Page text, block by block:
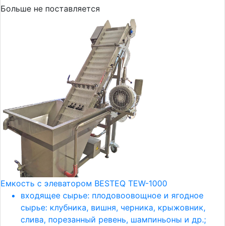
Больше не поставляется
Емкость с элеватором BESTEQ TEW-1000
входящее сырье: плодовоовощное и ягодное
сырье: клубника, вишня, черника, крыжовник,
слива, порезанный ревень, шампиньоны и др.;